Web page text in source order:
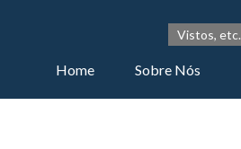
Vistos, etc.
Home Sobre Nós